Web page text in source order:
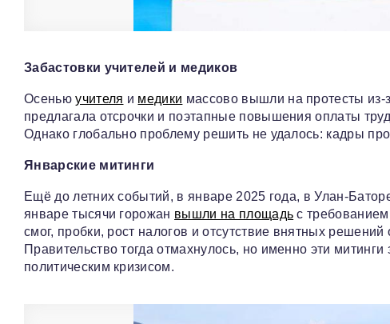
Забастовки учителей и медиков
Осеньюучителя и медики массово вышли на протесты из-
предлагала отсрочки и поэтапные повышения оплаты
Однако глобально проблему решить не удалось: кадры
Январские митинги
Ещё до летних событий, в январе 2025 года, в Улан-
январе тысячи горожан вышли на площадь с
смог, пробки, рост налогов и отсутствие внятных
Правительство тогда отмахнулось, но именно эти
политическим кризисом.